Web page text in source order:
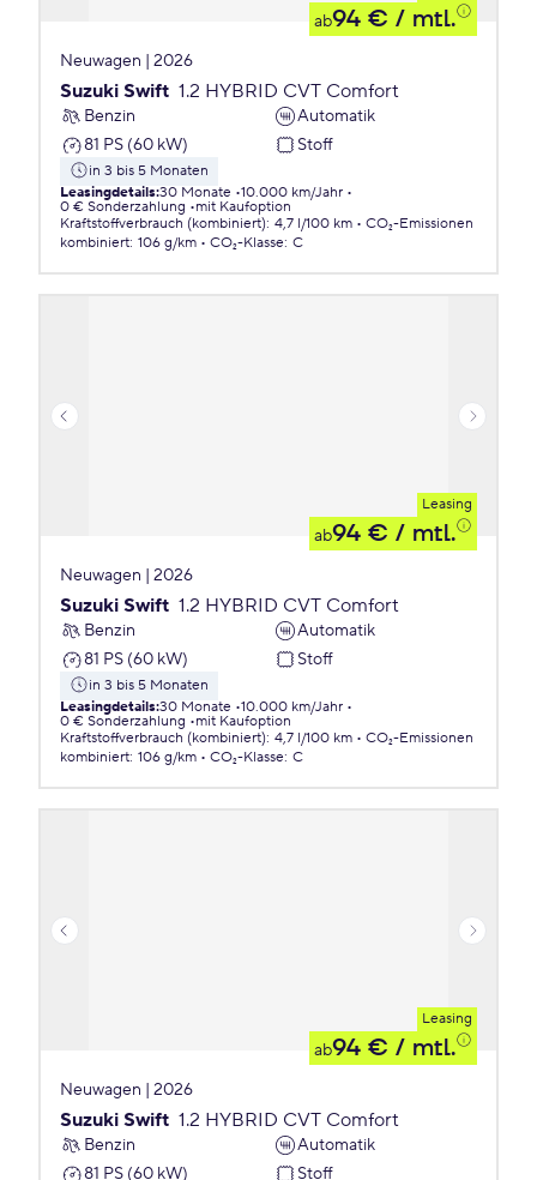
ab94 € / mtl.
Neuwagen | 2026
Suzuki Swift 1.2 HYBRID CVT Comfort
Benzin
Automatik
81 PS (60 kW)
Stoff
in 3 bis 5 Monaten
Leasingdetails:30 Monate 10.000 km/Jahr
0 € Sonderzahlung
mit Kaufoption
Kraftstoffverbrauch (kombiniert): 4,7 l/100 km
CO₂-Emissionen
kombiniert: 106 g/km CO₂-Klasse: C
Leasing
ab94 € / mtl.
Neuwagen | 2026
Suzuki Swift 1.2 HYBRID CVT Comfort
Benzin
Automatik
81 PS (60 kW)
Stoff
in 3 bis 5 Monaten
Leasingdetails:30 Monate 10.000 km/Jahr
0 € Sonderzahlung
mit Kaufoption
Kraftstoffverbrauch (kombiniert): 4,7 l/100 km
CO₂-Emissionen
kombiniert: 106 g/km CO₂-Klasse: C
Leasing
ab94 € / mtl.
Neuwagen | 2026
Suzuki Swift 1.2 HYBRID CVT Comfort
Benzin
Automatik
81 PS (60 kW)
Stoff